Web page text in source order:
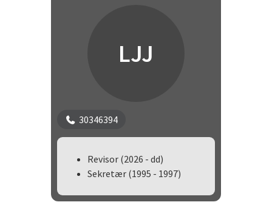
LJJ
30346394
Revisor (2026 - dd)
Sekretær (1995 - 1997)